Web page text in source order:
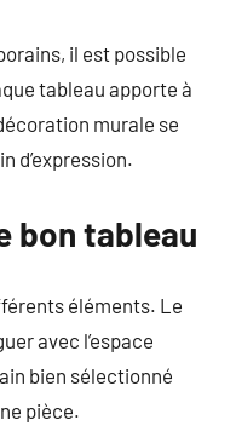
il est possible
tableau apporte à
murale se
d’expression.
bon tableau
éléments. Le
avec l’espace
bien sélectionné
pièce.